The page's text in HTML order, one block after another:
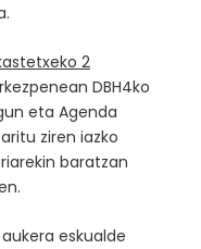
2
DBH4ko
eta Agenda
ziren iazko
baratzan
eskualde